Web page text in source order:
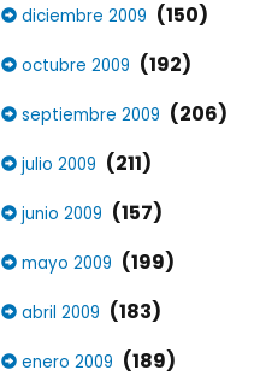
diciembre 2009 (150)
octubre 2009 (192)
septiembre 2009 (206)
julio 2009 (211)
junio 2009 (157)
mayo 2009 (199)
abril 2009 (183)
enero 2009 (189)